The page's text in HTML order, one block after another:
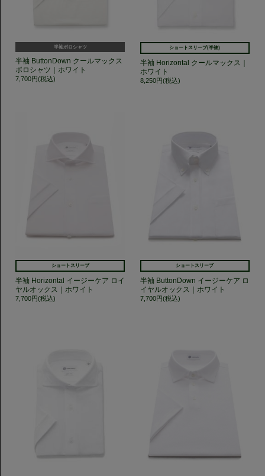
半袖ポロシャツ
半袖 ButtonDown クールマックス
ポロシャツ｜ホワイト
7,700円(税込)
ショートスリーブ(半袖)
半袖 Horizontal クールマックス｜
ホワイト
8,250円(税込)
ショートスリーブ
半袖 Horizontal イージーケア ロイ
ヤルオックス｜ホワイト
7,700円(税込)
ショートスリーブ
半袖 ButtonDown イージーケア ロ
イヤルオックス｜ホワイト
7,700円(税込)